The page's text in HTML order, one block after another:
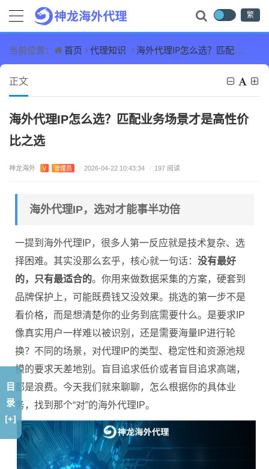
繁
当前位置： 首页 代理知识 海外代理IP怎么选？匹配业务场景才是高性价比之选
正文
海外代理IP怎么选？匹配业务场景才是高性价
比之选
神龙海外 V 管理员 / 2026-04-22 10:43:34 / 197 阅读
海外代理IP，选对才能事半功倍
一提到海外代理IP，很多人第一反应就是技术复杂、选
择困难。其实没那么玄乎，核心就一句话： 没有最好
的，只有最适合的。你用来做数据采集的方案，硬套到
品牌保护上，可能既费钱又没效果。挑选的第一步不是
看价格，而是想清楚你的业务到底需要什么。是要求IP
像真实用户一样难以被识别，还是需要海量IP进行轮
换？不同的场景，对代理IP的类型、稳定性和资源池规
模的要求天差地别。盲目追求低价或者盲目追求高端，
都是浪费。今天我们就来聊聊，怎么根据你的具体业
务，找到那个“对”的海外代理IP。
目
录
[+]